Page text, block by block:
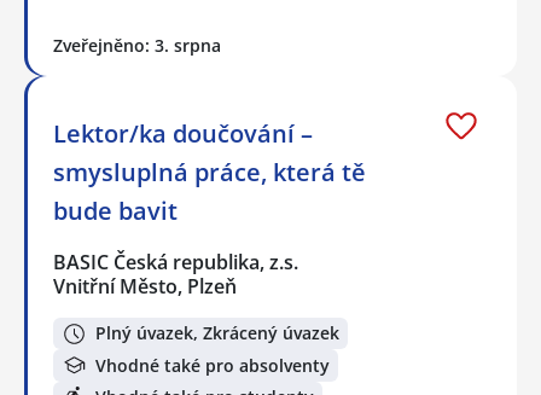
Zveřejněno: 3. srpna
Lektor/ka doučování –
smysluplná práce, která tě
bude bavit
BASIC Česká republika, z.s.
Vnitřní Město, Plzeň
Plný úvazek, Zkrácený úvazek
Vhodné také pro absolventy